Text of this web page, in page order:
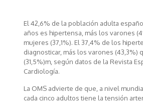
El 42,6% de la población adulta
años es hipertensa, más los varones
mujeres (37,1%). El 37,4% de los
diagnosticar, más los varones (43,3%)
(31,5%)m, según datos de la Revista
Cardiología.
La OMS advierte de que, a nivel
cada cinco adultos tiene la tensión